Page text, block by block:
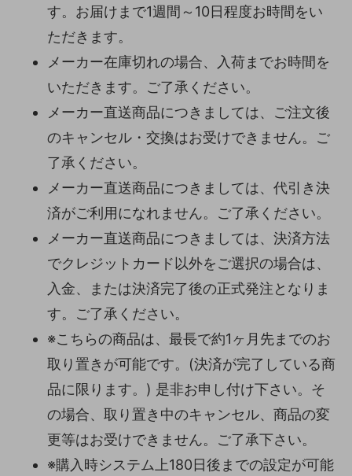
す。お届けまで1週間～10日程度お時間をい
ただきます。
メーカー在庫切れの場合、入荷までお時間を
いただきます。ご了承ください。
メーカー直送商品につきましては、ご注文後
のキャンセル・交換はお受けできません。ご
了承ください。
メーカー直送商品につきましては、代引き決
済がご利用になれません。ご了承ください。
メーカー直送商品につきましては、決済方法
でクレジットカード以外をご選択の場合は、
入金、または決済完了後の正式発注となりま
す。ご了承ください。
※こちらの商品は、最長で約1ヶ月先までのお
取り置きが可能です。(決済が完了している商
品に限ります。) 是非お申し付け下さい。そ
の場合、取り置き中のキャンセル、商品の変
更等はお受けできません。ご了承下さい。
※購入時システム上180日後までの設定が可能